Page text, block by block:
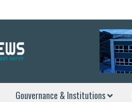
Gouvernance & Institutions